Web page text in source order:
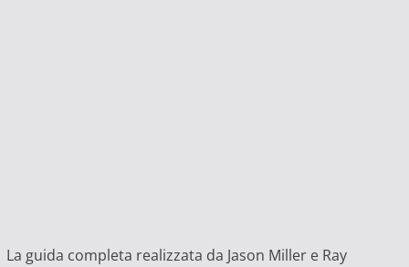
La guida completa realizzata da Jason Miller e Ray